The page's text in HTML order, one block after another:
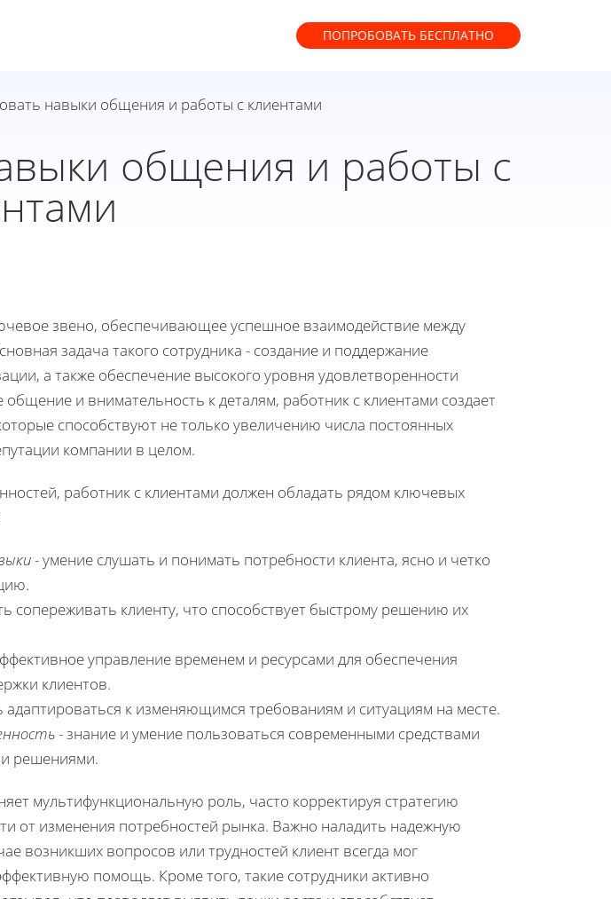
ПОПРОБОВАТЬ БЕСПЛАТНО
навыки общения и работы с клиентами
общения и работы с
звено, обеспечивающее успешное взаимодействие между
задача такого сотрудника - создание и поддержание
а также обеспечение высокого уровня удовлетворенности
и внимательность к деталям, работник с клиентами создает
способствуют не только увеличению числа постоянных
компании в целом.
работник с клиентами должен обладать рядом ключевых
- умение слушать и понимать потребности клиента, ясно и четко
сопереживать клиенту, что способствует быстрому решению их
управление временем и ресурсами для обеспечения
клиентов.
адаптироваться к изменяющимся требованиям и ситуациям на месте.
- знание и умение пользоваться современными средствами
решениями.
мультифункциональную роль, часто корректируя стратегию
от изменения потребностей рынка. Важно наладить надежную
возникших вопросов или трудностей клиент всегда мог
помощь. Кроме того, такие сотрудники активно